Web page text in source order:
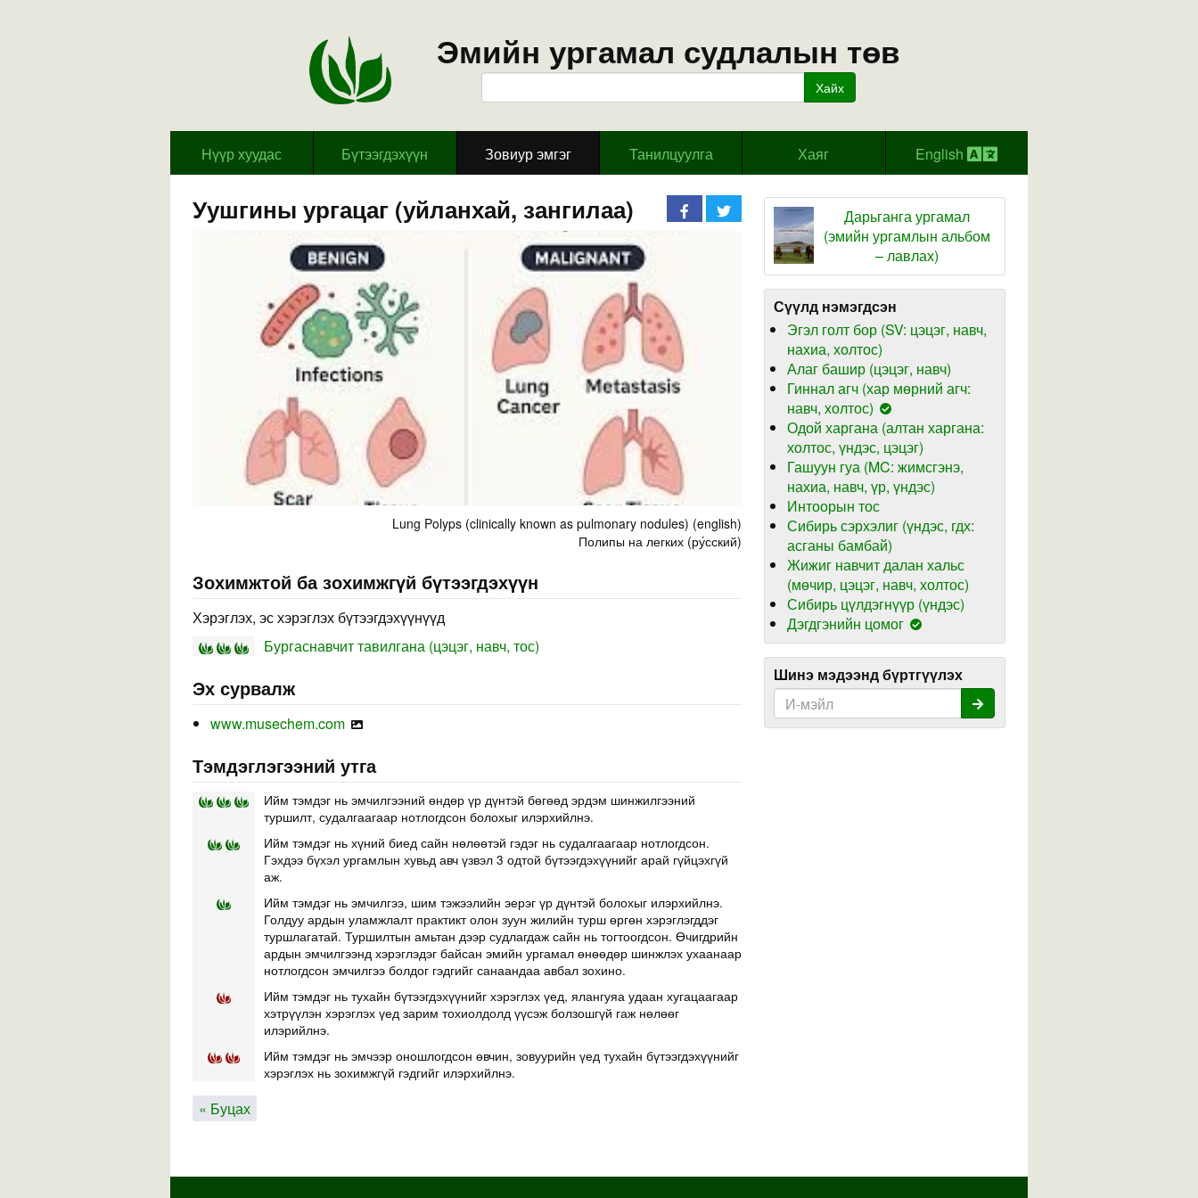
Эмийн ургамал судлалын төв
Хайх
Hүүр хуудас Бүтээгдэхүүн Зовиур эмгэг Танилцуулга Хаяг English
Уушгины ургацаг (уйланхай, зангилаа)
Lung Polyps (clinically known as pulmonary nodules) (english)
Полипы на легких (ру́сский)
Зохимжтой ба зохимжгүй бүтээгдэхүүн
Хэрэглэх, эс хэрэглэх бүтээгдэхүүнүүд
Бургаснавчит тавилгана (цэцэг, навч, тос)
Эх сурвалж
www.musechem.com
Тэмдэглэгээний утга
Ийм тэмдэг нь эмчилгээний өндөр үр дүнтэй бөгөөд эрдэм шинжилгээний
туршилт, судалгаагаар нотлогдсон болохыг илэрхийлнэ.
Ийм тэмдэг нь хүний биед сайн нөлөөтэй гэдэг нь судалгаагаар нотлогдсон.
Гэхдээ бүхэл ургамлын хувьд авч үзвэл 3 одтой бүтээгдэхүүнийг арай гүйцэхгүй
аж.
Ийм тэмдэг нь эмчилгээ, шим тэжээлийн эерэг үр дүнтэй болохыг илэрхийлнэ.
Голдуу ардын уламжлалт практикт олон зуун жилийн турш өргөн хэрэглэгддэг
туршлагатай. Туршилтын амьтан дээр судлагдаж сайн нь тогтоогдсон. Өчигдрийн
ардын эмчилгээнд хэрэглэдэг байсан эмийн ургамал өнөөдөр шинжлэх ухаанаар
нотлогдсон эмчилгээ болдог гэдгийг санаандаа авбал зохино.
Ийм тэмдэг нь тухайн бүтээгдэхүүнийг хэрэглэх үед, ялангуяа удаан хугацаагаар
хэтрүүлэн хэрэглэх үед зарим тохиолдолд үүсэж болзошгүй гаж нөлөөг
илэрийлнэ.
Ийм тэмдэг нь эмчээр оношлогдсон өвчин, зовуурийн үед тухайн бүтээгдэхүүнийг
хэрэглэх нь зохимжгүй гэдгийг илэрхийлнэ.
« Буцах
Дарьганга ургамал
(эмийн ургамлын альбом
– лавлах)
Сүүлд нэмэгдсэн
Эгэл голт бор (SV: цэцэг, навч,
нахиа, холтос)
Алаг башир (цэцэг, навч)
Гиннал агч (хар мөрний агч:
навч, холтос)
Одой харгана (алтан харгана:
холтос, үндэс, цэцэг)
Гашуун гуа (MC: жимсгэнэ,
нахиа, навч, үр, үндэс)
Интоорын тос
Сибирь сэрхэлиг (үндэс, гдх:
асганы бамбай)
Жижиг навчит далан хальс
(мөчир, цэцэг, навч, холтос)
Сибирь цүлдэгнүүр (үндэс)
Дэгдгэнийн цомог
Шинэ мэдээнд бүртгүүлэх